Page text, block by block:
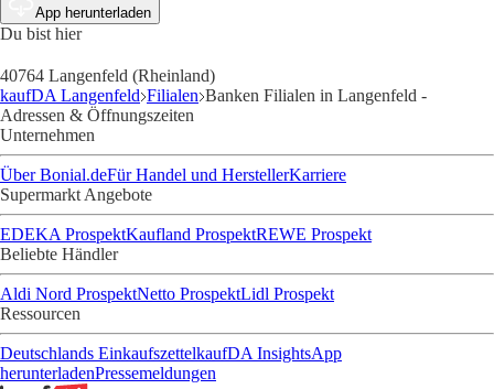
App herunterladen
Du bist hier
40764 Langenfeld (Rheinland)
kaufDA Langenfeld Filialen Banken Filialen in Langenfeld -
Adressen & Öffnungszeiten
Unternehmen
Über Bonial.deFür Handel und HerstellerKarriere
Supermarkt Angebote
EDEKA ProspektKaufland ProspektREWE Prospekt
Beliebte Händler
Aldi Nord ProspektNetto ProspektLidl Prospekt
Ressourcen
Deutschlands EinkaufszettelkaufDA InsightsApp
herunterladenPressemeldungen